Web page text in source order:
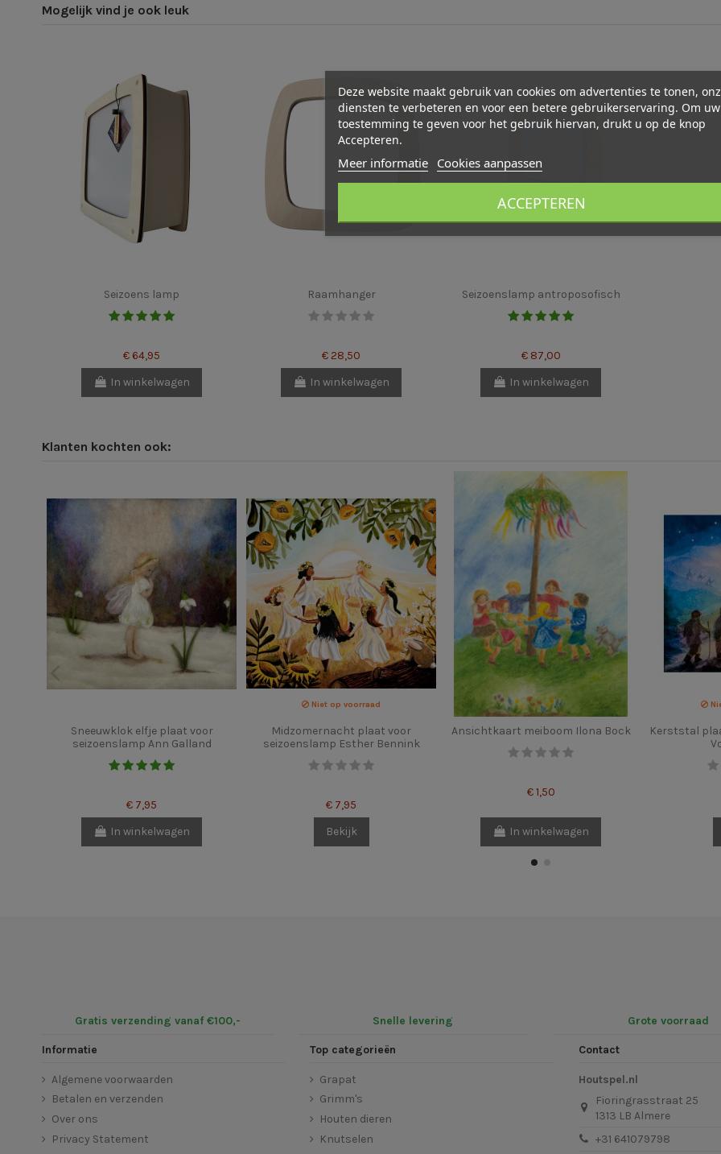
Mogelijk vind je ook leuk
Seizoens lamp
€ 64,95
In winkelwagen
Raamhanger
€ 28,50
In winkelwagen
Seizoenslamp antroposofisch
€ 87,00
In winkelwagen
Klanten kochten ook:
Sneeuwklok elfje plaat voor
seizoenslamp Ann Galland
€ 7,95
In winkelwagen
Niet op voorraad
Midzomernacht plaat voor
seizoenslamp Esther Bennink
€ 7,95
Bekijk
Ansichtkaart meiboom Ilona Bock
€ 1,50
In winkelwagen
Kerststal
Gratis verzending vanaf €100,- Snelle levering Grote voorraad
Informatie
Algemene voorwaarden
Betalen en verzenden
Over ons
Privacy Statement
Top categorieën
Grapat
Grimm's
Houten dieren
Knutselen
Contact
Houtspel.nl
Fioringrasstraat 25
1313 LB Almere
+31 641079798
Deze website maakt gebruik van cookies om advertenties te tonen,
diensten te verbeteren en voor een betere gebruikerservaring. Om uw
toestemming te geven voor het gebruik hiervan, drukt u op de knop
Accepteren.
Meer informatie Cookies aanpassen
ACCEPTEREN